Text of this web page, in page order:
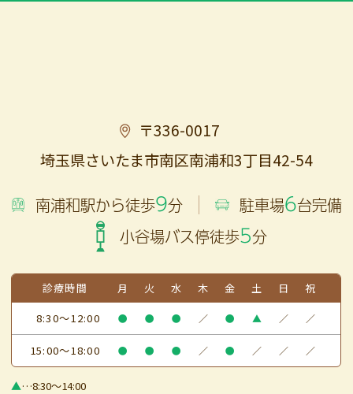
〒336-0017
埼玉県さいたま市南区南浦和3丁目42-54
南浦和駅から徒歩9分 駐車場6台完備
小谷場バス停徒歩5分
診療時間 月 火 水 木 金 土 日
祝
8:30～12:00
● ● ● ／ ● ▲ ／ ／
15:00～18:00 ● ● ● ／ ● ／ ／ ／
▲…8:30～14:00